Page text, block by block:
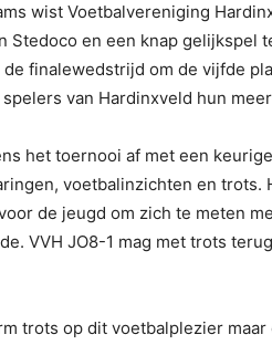
wist Voetbalvereniging
Stedoco en een knap gelijkspel
finalewedstrijd om de vijfde
van Hardinxveld hun
het toernooi af met een
voetbalinzichten en
de jeugd om zich te meten
VVH JO8-1 mag met trots
trots op dit voetbalplezier